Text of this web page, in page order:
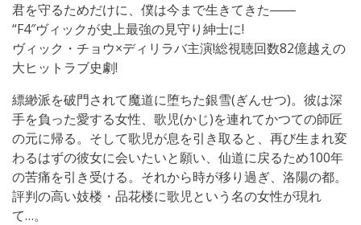
君を守るためだけに、僕は今まで生きてきた――
“F4″ヴィックが史上最強の見守り紳士に!
ヴィック・チョウ×ディリラバ主演!総視聴回数82億越えの
大ヒットラブ史劇!
縹緲派を破門されて魔道に堕ちた銀雪(ぎんせつ)。彼は深
手を負った愛する女性、歌児(かじ)を連れてかつての師匠
の元に帰る。そして歌児が息を引き取ると、再び生まれ変
わるはずの彼女に会いたいと願い、仙道に戻るため100年
の苦痛を引き受ける。それから時が移り過ぎ、洛陽の都。
評判の高い妓楼・品花楼に歌児という名の女性が現れ
て…。